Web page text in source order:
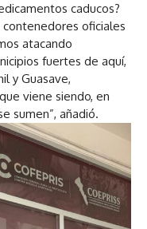
caducos?
oficiales
atacando
fuertes de aquí,
y Guasave,
viene siendo, en
sumen”, añadió.